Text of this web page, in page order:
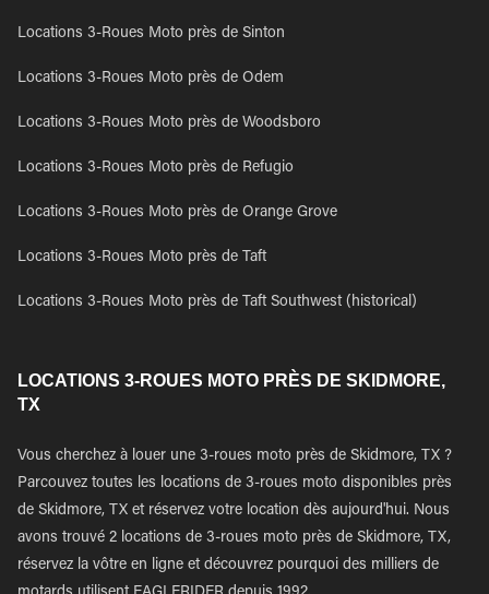
Locations 3-Roues Moto près de Sinton
Locations 3-Roues Moto près de Odem
Locations 3-Roues Moto près de Woodsboro
Locations 3-Roues Moto près de Refugio
Locations 3-Roues Moto près de Orange Grove
Locations 3-Roues Moto près de Taft
Locations 3-Roues Moto près de Taft Southwest (historical)
LOCATIONS 3-ROUES MOTO PRÈS DE SKIDMORE,
TX
Vous cherchez à louer une 3-roues moto près de Skidmore, TX ?
Parcouvez toutes les locations de 3-roues moto disponibles près
de Skidmore, TX et réservez votre location dès aujourd'hui. Nous
avons trouvé 2 locations de 3-roues moto près de Skidmore, TX,
réservez la vôtre en ligne et découvrez pourquoi des milliers de